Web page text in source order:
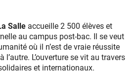
Salle accueille 2 500 élèves et
au campus post-bac. Il se veut
où il n’est de vraie réussite
l’autre. L’ouverture se vit au travers
et internationaux.